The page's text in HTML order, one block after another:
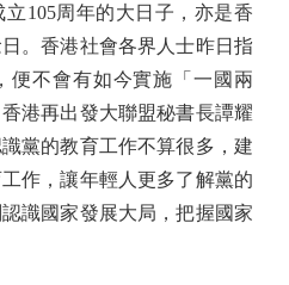
105周年的大日子，亦是香
。香港社會各界人士昨日指
便不會有如今實施「一國兩
港再出發大聯盟秘書長譚耀
黨的教育工作不算很多，建
作，讓年輕人更多了解黨的
識國家發展大局，把握國家